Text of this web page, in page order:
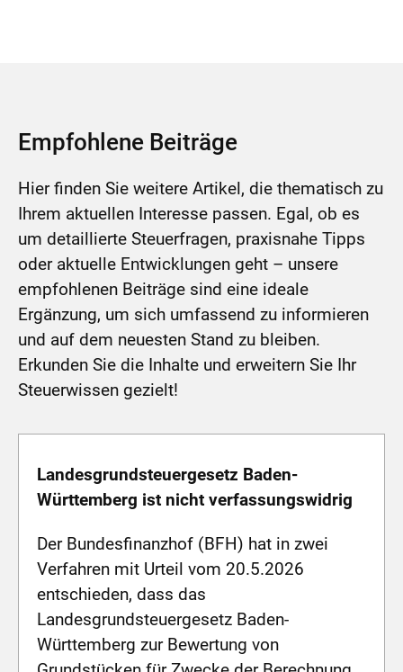
Empfohlene Beiträge
Hier finden Sie weitere Artikel, die thematisch zu
Ihrem aktuellen Interesse passen. Egal, ob es
um detaillierte Steuerfragen, praxisnahe Tipps
oder aktuelle Entwicklungen geht – unsere
empfohlenen Beiträge sind eine ideale
Ergänzung, um sich umfassend zu informieren
und auf dem neuesten Stand zu bleiben.
Erkunden Sie die Inhalte und erweitern Sie Ihr
Steuerwissen gezielt!
Landesgrundsteuergesetz Baden-
Württemberg ist nicht verfassungswidrig
Der Bundesfinanzhof (BFH) hat in zwei
Verfahren mit Urteil vom 20.5.2026
entschieden, dass das
Landesgrundsteuergesetz Baden-
Württemberg zur Bewertung von